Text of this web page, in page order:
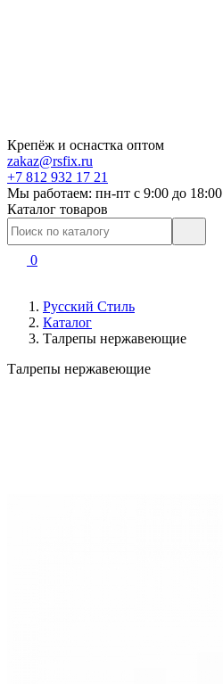
Крепёж и оснастка оптом
zakaz@rsfix.ru
+7 812 932 17 21
Мы работаем: пн-пт c 9:00 до 18:00
Каталог товаров
0
Русский Стиль
Каталог
Талрепы нержавеющие
Талрепы нержавеющие